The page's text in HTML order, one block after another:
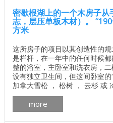
密歇根湖上的一个木房子从
志，层压单板木材）。
方米
这所房子的项目以其创造性的
是栏杆，在一年中的任何时候
整的浴室，主卧室和洗衣房，
设有独立卫生间，但这间卧室的
加拿大雪松 ， 松树 ， 云杉 或
二楼面积：78.6平方米 总面积
立计算基础价格 所有建筑工程
屋的最佳项目 墙壁材料最佳住宅
more